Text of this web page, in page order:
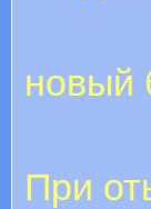
новый
При